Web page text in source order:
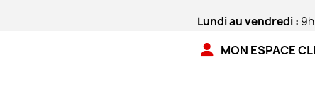
Lundi au vendredi :
MON ESPACE